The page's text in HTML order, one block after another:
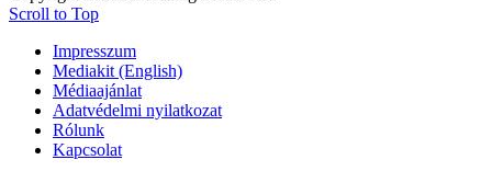
Scroll to Top
Impresszum
Mediakit (English)
Médiaajánlat
Adatvédelmi nyilatkozat
Rólunk
Kapcsolat